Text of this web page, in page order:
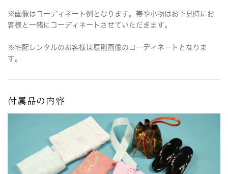
※画像はコーディネート例となります。帯や小物はお下見時にお
客様と一緒にコーディネートさせていただきます。
※宅配レンタルのお客様は原則画像のコーディネートとなりま
す。
付属品の内容